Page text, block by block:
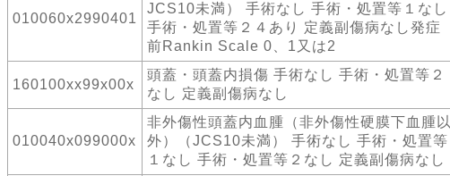
010060x2990401
JCS10未満） 手術なし 手術・処置等１なし
手術・処置等２４あり 定義副傷病なし発症
前Rankin Scale 0、1又は2
160100xx99x00x
頭蓋・頭蓋内損傷 手術なし 手術・処置等２
なし 定義副傷病なし
010040x099000x
非外傷性頭蓋内血腫（非外傷性硬膜下血腫以
外）（JCS10未満） 手術なし 手術・処置等
１なし 手術・処置等２なし 定義副傷病なし